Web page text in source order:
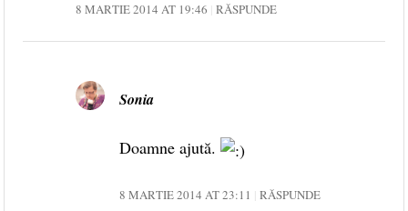
8 MARTIE 2014 AT 19:46 RĂSPUNDE
Sonia
Doamne ajută.
8 MARTIE 2014 AT 23:11 RĂSPUNDE